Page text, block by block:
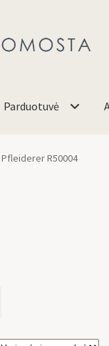
Parduotuvė
Pfleiderer R50004